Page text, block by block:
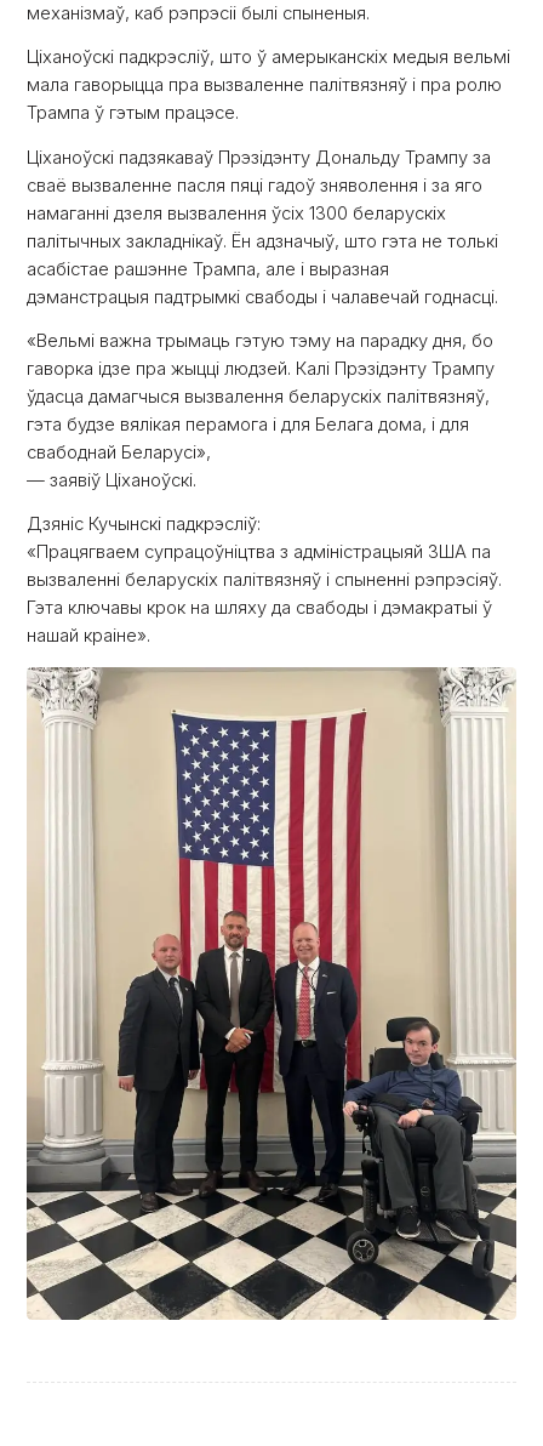
механізмаў, каб рэпрэсіі былі спыненыя.
Ціханоўскі падкрэсліў, што ў амерыканскіх медыя вельмі
мала гаворыцца пра вызваленне палітвязняў і пра ролю
Трампа ў гэтым працэсе.
Ціханоўскі падзякаваў Прэзідэнту Дональду Трампу за
сваё вызваленне пасля пяці гадоў зняволення і за яго
намаганні дзеля вызвалення ўсіх 1300 беларускіх
палітычных закладнікаў. Ён адзначыў, што гэта не толькі
асабістае рашэнне Трампа, але і выразная
дэманстрацыя падтрымкі свабоды і чалавечай годнасці.
«Вельмі важна трымаць гэтую тэму на парадку дня, бо
гаворка ідзе пра жыцці людзей. Калі Прэзідэнту Трампу
ўдасца дамагчыся вызвалення беларускіх палітвязняў,
гэта будзе вялікая перамога і для Белага дома, і для
свабоднай Беларусі»,
— заявіў Ціханоўскі.
Дзяніс Кучынскі падкрэсліў:
«Працягваем супрацоўніцтва з адміністрацыяй ЗША па
вызваленні беларускіх палітвязняў і спыненні рэпрэсіяў.
Гэта ключавы крок на шляху да свабоды і дэмакратыі ў
нашай краіне».